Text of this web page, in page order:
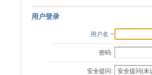
用户登录
用户名
密码:
安全提问: